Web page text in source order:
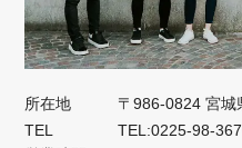
所在地
〒986-0824 宮城
TEL
TEL:0225-98-